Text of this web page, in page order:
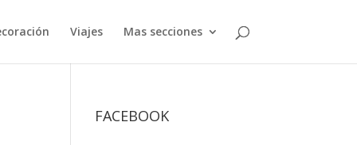
Viajes Mas secciones
FACEBOOK